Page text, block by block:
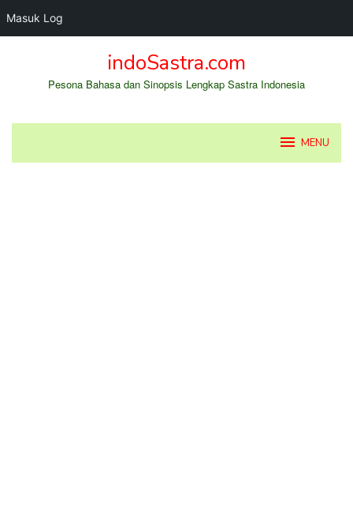
Masuk Log
indoSastra.com
Pesona Bahasa dan Sinopsis Lengkap Sastra Indonesia
MENU